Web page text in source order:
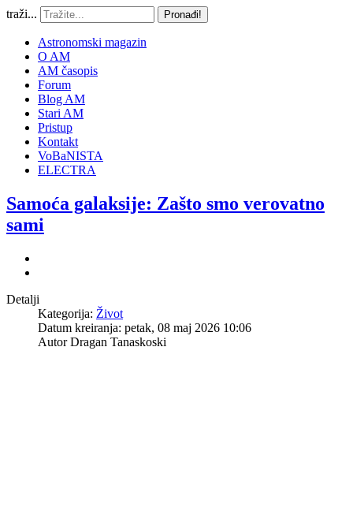
traži... Pronađi!
Astronomski magazin
O AM
AM časopis
Forum
Blog AM
Stari AM
Pristup
Kontakt
VoBaNISTA
ELECTRA
Samoća galaksije: Zašto smo verovatno
sami
Detalji
Kategorija: Život
Datum kreiranja: petak, 08 maj 2026 10:06
AutorDragan Tanaskoski